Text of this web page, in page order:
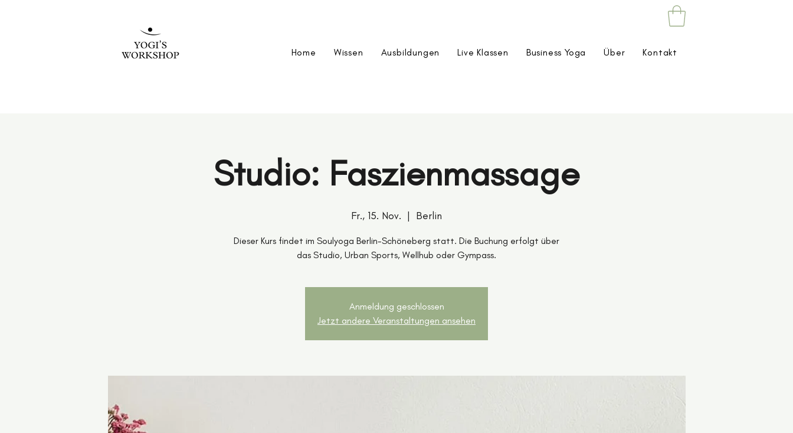
Home Wissen Ausbildungen Live Klassen Business Yoga Über Kontakt
Studio: Faszienmassage
Fr., 15. Nov.
  |
Berlin
Dieser Kurs findet im Soulyoga Berlin-Schöneberg statt. Die Buchung erfolgt über
das Studio, Urban Sports, Wellhub oder Gympass.
Anmeldung geschlossen
Jetzt andere Veranstaltungen ansehen